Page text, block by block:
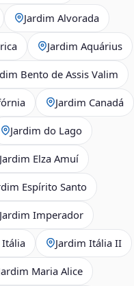
Jardim Alvorada
Jardim Aquárius
Bento de Assis Valim
Jardim Canadá
Jardim do Lago
Jardim Elza Amuí
Espírito Santo
Jardim Imperador
Itália Jardim Itália II
Maria Alice